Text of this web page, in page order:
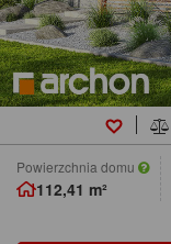
Powierzchnia domu
112,41 m²